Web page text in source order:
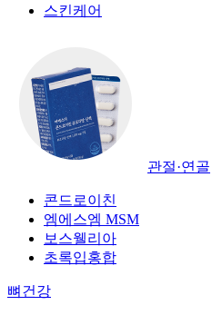
스킨케어
관절·연골
콘드로이친
엠에스엠 MSM
보스웰리아
초록입홍합
뼈건강